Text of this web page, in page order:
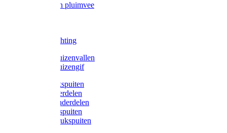
Voerbakken pluimvee
LED verlichting
Ratten / Muizenvallen
Ratten / Muizengif
Gloria drukspuiten
Gloria onderdelen
Gardena onderdelen
Dario drukspuiten
Gardena drukspuiten